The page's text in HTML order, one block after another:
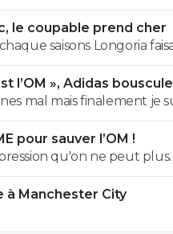
petit poussin. Bisous
le coupable prend cher
saisons Longoria
ribalta benatia etait pas
faisait ses agents amis
l achat de tocard qui
monde voyait arriver des
mais les dessous
les questions
recule Longoria a ruiné
une tune aujourd'hui
raté.
l’OM », Adidas
mal mais finalement je
ça Raymond Q et
de ta condescendance
pour sauver l’OM !
qu'on ne peut plus
a pas mille
par quelqu'un (quelque
pognon et qui est
à Manchester City